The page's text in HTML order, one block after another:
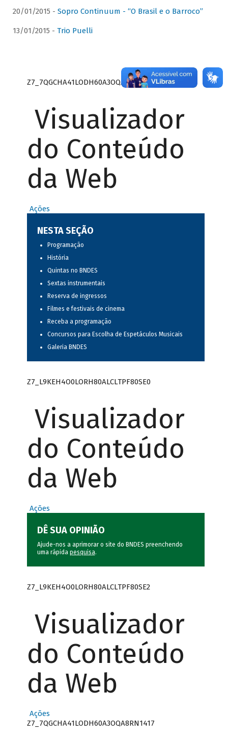
20/01/2015 - Sopro Continuum - “O Brasil e o Barroco”
13/01/2015 - Trio Puelli
Z7_7QGCHA41LODH60A3OQA8RN1415
Visualizador
do Conteúdo
da Web
Ações
NESTA SEÇÃO
Programação
História
Quintas no BNDES
Sextas instrumentais
Reserva de ingressos
Filmes e festivais de cinema
Receba a programação
Concursos para Escolha de Espetáculos Musicais
Galeria BNDES
Z7_L9KEH4O0LORH80ALCLTPF80SE0
Visualizador
do Conteúdo
da Web
Ações
DÊ SUA OPINIÃO
Ajude-nos a aprimorar o site do BNDES preenchendo
uma rápida pesquisa.
Z7_L9KEH4O0LORH80ALCLTPF80SE2
Visualizador
do Conteúdo
da Web
Ações
Z7_7QGCHA41LODH60A3OQA8RN1417